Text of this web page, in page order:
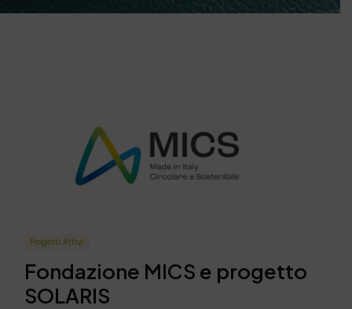
Progetti Attivi
Fondazione MICS e progetto
SOLARIS